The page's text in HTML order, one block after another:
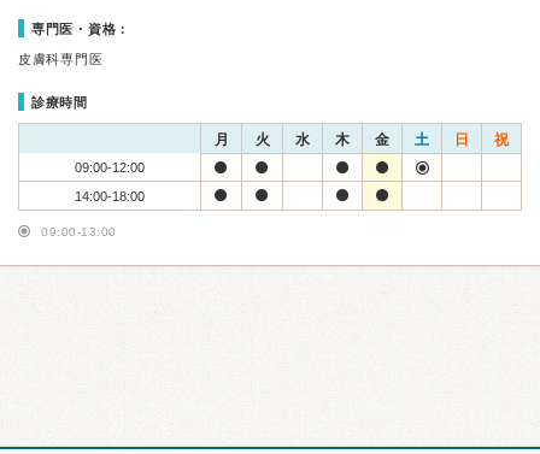
専門医・資格：
皮膚科専門医
診療時間
月 火 水 木 金 土 日 祝
09:00-12:00
14:00-18:00
09:00-13:00